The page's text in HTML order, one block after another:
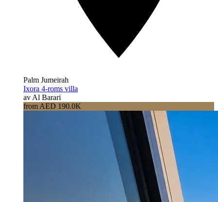
Palm Jumeirah
Ixora 4-roms villa
av Al Barari
from AED 190.0K